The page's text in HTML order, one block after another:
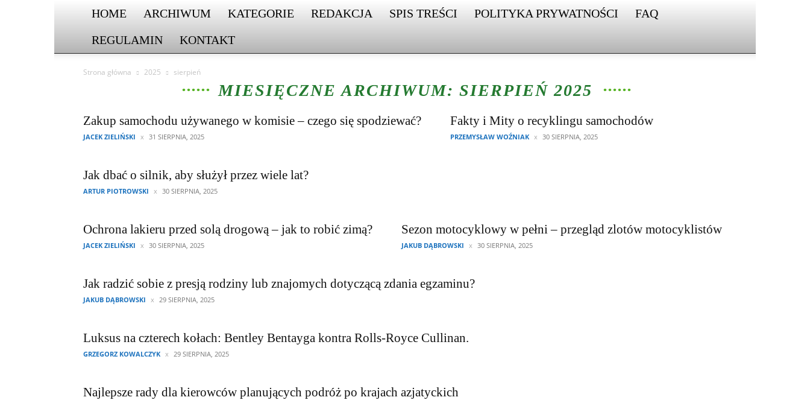
HOME ARCHIWUM KATEGORIE REDAKCJA SPIS TREŚCI POLITYKA PRYWATNOŚCI
FAQ
REGULAMIN
KONTAKT
Strona główna 2025 sierpień
MIESIĘCZNE ARCHIWUM: SIERPIEŃ 2025
Zakup samochodu używanego w komisie – czego się spodziewać?
JACEK ZIELIŃSKI 31 SIERPNIA, 2025
Fakty i Mity o recyklingu samochodów
PRZEMYSŁAW WOŹNIAK 30 SIERPNIA, 2025
Jak dbać o silnik, aby służył przez wiele lat?
ARTUR PIOTROWSKI 30 SIERPNIA, 2025
Ochrona lakieru przed solą drogową – jak to robić zimą?
JACEK ZIELIŃSKI 30 SIERPNIA, 2025
Sezon motocyklowy w pełni – przegląd zlotów motocyklistów
JAKUB DĄBROWSKI 30 SIERPNIA, 2025
Jak radzić sobie z presją rodziny lub znajomych dotyczącą zdania egzaminu?
JAKUB DĄBROWSKI 29 SIERPNIA, 2025
Luksus na czterech kołach: Bentley Bentayga kontra Rolls-Royce Cullinan.
GRZEGORZ KOWALCZYK 29 SIERPNIA, 2025
Najlepsze rady dla kierowców planujących podróż po krajach azjatyckich